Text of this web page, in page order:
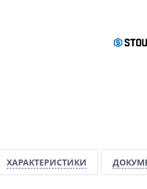
ХАРАКТЕРИСТИКИ